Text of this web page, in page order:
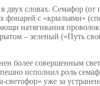
двух словах. Семафор
фонарей с «крыльями»
натягивания
– зеленый («Путь
более совершенным
исполнил роль
уже за